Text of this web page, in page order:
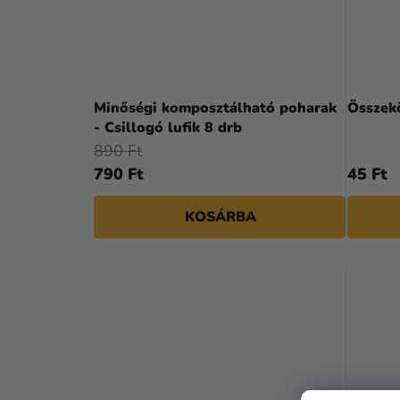
Minőségi komposztálható poharak
- Csillogó lufik 8 drb
790 Ft
890 Ft
KOSÁRBA
45 Ft